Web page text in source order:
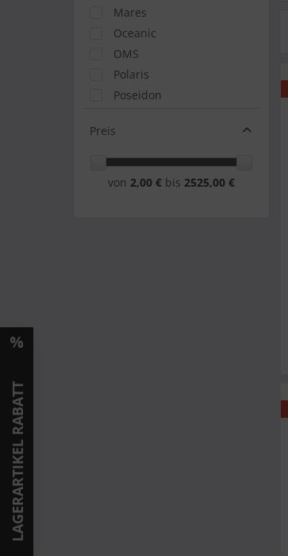
Mares
Oceanic
OMS
Polaris
Poseidon
Tecline
TUSA
Preis
von 2,00 € bis 2525,00 €
LAGERARTIKEL RABATT